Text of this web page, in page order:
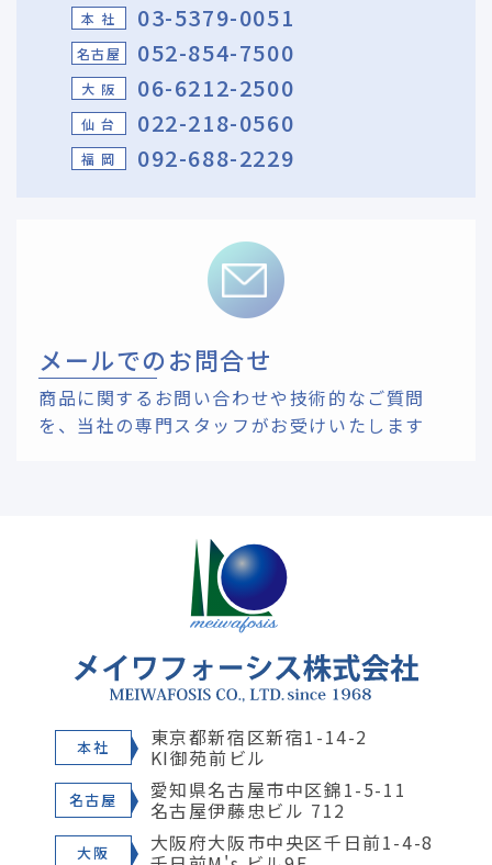
本 社 03-5379-0051
名古屋 052-854-7500
大 阪 06-6212-2500
仙 台 022-218-0560
福 岡 092-688-2229
メールでのお問合せ
商品に関するお問い合わせや技術的なご質問
を、 当社の専門スタッフがお受けいたします
本社 東京都新宿区新宿1-14-2
KI御苑前ビル
名古屋 愛知県名古屋市中区錦1-5-11
名古屋伊藤忠ビル 712
大阪 大阪府大阪市中央区千日前1-4-8